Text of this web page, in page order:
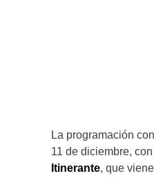
La programación
11 de diciembre, con
Itinerante, que